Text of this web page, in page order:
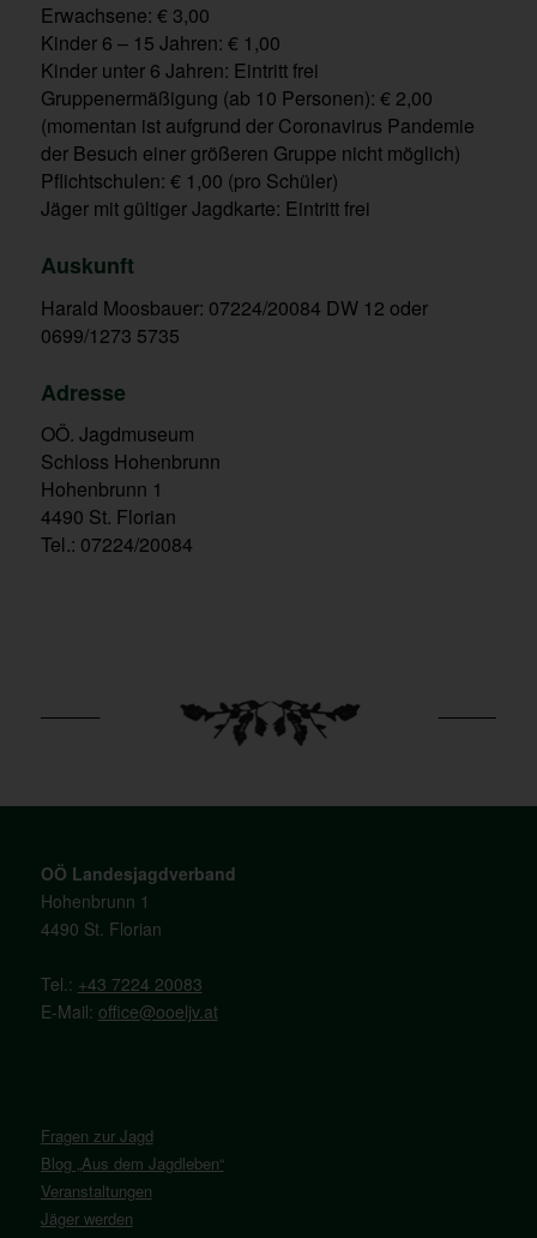
Erwachsene: € 3,00
Kinder 6 – 15 Jahren: € 1,00
Kinder unter 6 Jahren: Eintritt frei
Gruppenermäßigung (ab 10 Personen): € 2,00
(momentan ist aufgrund der Coronavirus Pandemie
der Besuch einer größeren Gruppe nicht möglich)
Pflichtschulen: € 1,00 (pro Schüler)
Jäger mit gültiger Jagdkarte: Eintritt frei
Auskunft
Harald Moosbauer: 07224/20084 DW 12 oder
0699/1273 5735
Adresse
OÖ. Jagdmuseum
Schloss Hohenbrunn
Hohenbrunn 1
4490 St. Florian
Tel.: 07224/20084
OÖ Landesjagdverband
Hohenbrunn 1
4490 St. Florian
Tel.: +43 7224 20083
E-Mail: office@ooeljv.at
Fragen zur Jagd
Blog „Aus dem Jagdleben“
Veranstaltungen
Jäger werden